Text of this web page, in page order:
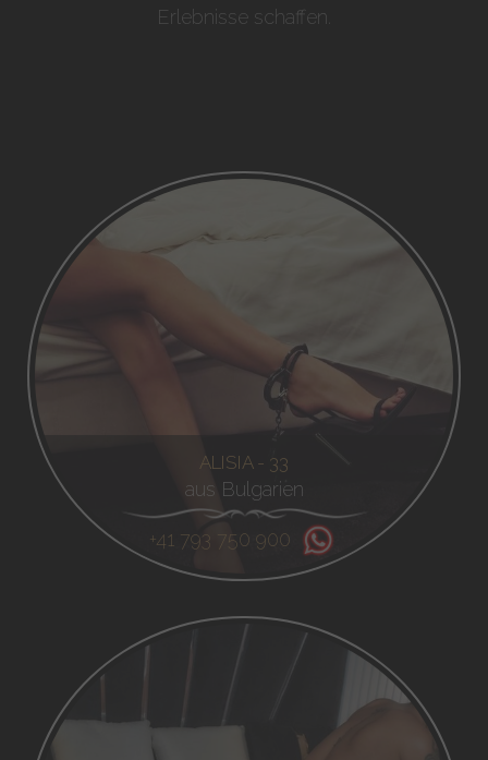
Erlebnisse schaffen.
ALISIA - 33
aus Bulgarien
+41 793 750 900